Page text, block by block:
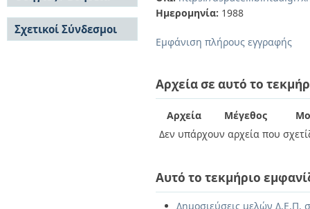
Ημερομηνία: 1988
Εμφάνιση πλήρους εγγραφής
Αρχεία σε αυτό το
Αρχεία Μέγεθος
Δεν υπάρχουν αρχεία που
Αυτό το τεκμήριο
Δημοσιεύσεις μελών Δ.Ε.Π.
Έκδοσης
Συγγραφείς
Τίτλοι
Θέματα
Οδηγίες Υποβολής
Οδηγίες Χρήσης ΙΑ
Συχνές Ερωτήσεις
Σχετικοί Σύνδεσμοι